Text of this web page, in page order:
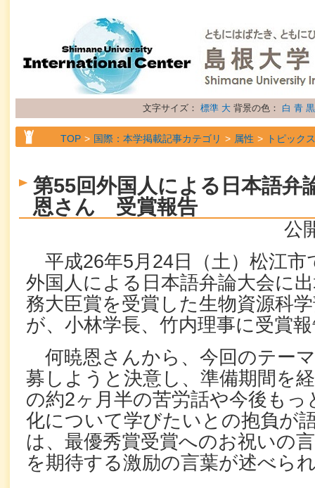
文字サイズ： 標準 大 背景の色： 白 青 黒
TOP 国際：本学掲載記事カテゴリ 属性 トピックス
第55回外国人による日本語弁
恩さん 受賞報告
公
平成26年5月24日（土）松江市
外国人による日本語弁論大会に
務大臣賞を受賞した生物資源科
が、小林学長、竹内理事に受賞
何暁恩さんから、今回のテー
募しようと決意し、準備期間を
の約2ヶ月半の苦労話や今後もっ
化について学びたいとの抱負が
は、最優秀賞受賞へのお祝いの
を期待する激励の言葉が述べら